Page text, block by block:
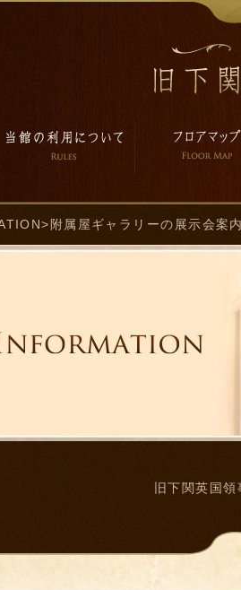
>附属屋ギャラリーの展示会案
旧下関英国